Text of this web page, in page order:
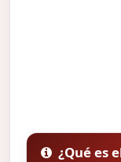
¿Qué es